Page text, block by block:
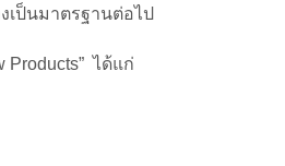
ป็นมาตรฐานต่อไป
Products” ได้แก่